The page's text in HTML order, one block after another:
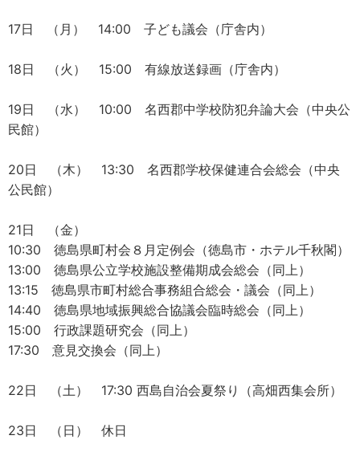
17日 （月） 14:00 子ども議会（庁舎内）
18日 （火） 15:00 有線放送録画（庁舎内）
19日 （水） 10:00 名西郡中学校防犯弁論大会（中央公
民館）
20日 （木） 13:30 名西郡学校保健連合会総会（中央
公民館）
21日 （金）
10:30 徳島県町村会８月定例会（徳島市・ホテル千秋閣）
13:00 徳島県公立学校施設整備期成会総会（同上）
13:15 徳島県市町村総合事務組合総会・議会（同上）
14:40 徳島県地域振興総合協議会臨時総会（同上）
15:00 行政課題研究会（同上）
17:30 意見交換会（同上）
22日 （土） 17:30 西島自治会夏祭り（高畑西集会所）
23日 （日） 休日